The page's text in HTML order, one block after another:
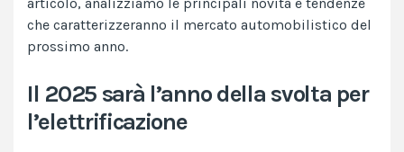
che caratterizzeranno il mercato automobilistico del
prossimo anno.
Il 2025 sarà l’anno della svolta per
l’elettrificazione